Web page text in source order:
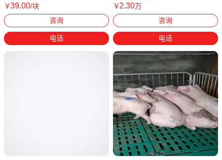
￥39.00/块
咨询
电话
￥2.30万
山东潍坊
咨询
电话